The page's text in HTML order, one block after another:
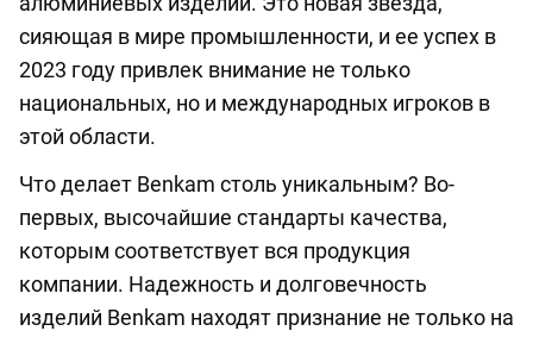
сияющая в мире промышленности, и ее успех в
2023 году привлек внимание не только
национальных, но и международных игроков в
этой области.
Что делает Benkam столь уникальным? Во-
первых, высочайшие стандарты качества,
которым соответствует вся продукция
компании. Надежность и долговечность
изделий Benkam находят признание не только на